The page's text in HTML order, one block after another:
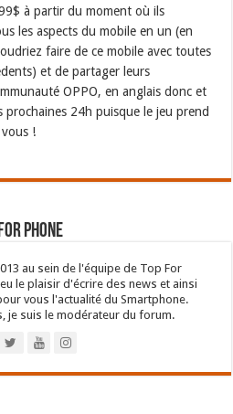
à partir du moment où ils
les aspects du mobile en un (en
faire de ce mobile avec toutes
et de partager leurs
OPPO, en anglais donc et
prochaines 24h puisque le jeu prend
!
Phone
au sein de l'équipe de Top For
le plaisir d'écrire des news et ainsi
vous l'actualité du Smartphone.
je suis le modérateur du forum.